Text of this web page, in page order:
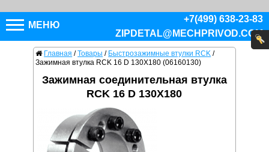
МЕНЮ
+7(499) 638-23-83
ZIPDETAL@MECHPRIVOD.COM
Главная / Товары / Быстрозажимные втулки RCK /
Зажимная втулка RCK 16 D 130X180 (06160130)
Зажимная соединительная втулка
RCK 16 D 130X180